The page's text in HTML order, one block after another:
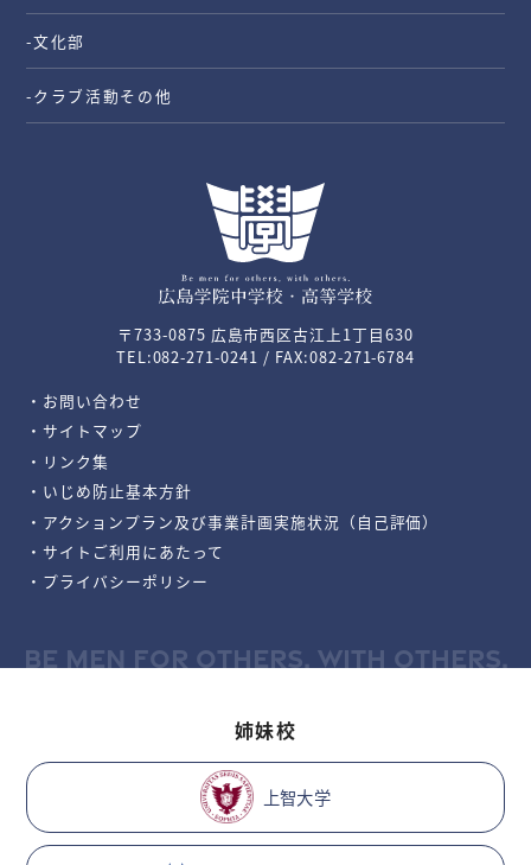
〒733-0875 広島市西区古江上1丁目630
TEL:082-271-0241 / FAX:082-271-6784
・お問い合わせ
・サイトマップ
・リンク集
・いじめ防止基本方針
・アクションプラン及び事業計画実施状況（自己評価）
・サイトご利用にあたって
・プライバシーポリシー
-文化部
-クラブ活動その他
BE MEN FOR OTHERS, WITH OTHERS.
姉妹校
上智大学